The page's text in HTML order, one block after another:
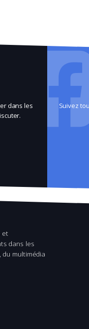
dans les
Suivez
et
dans les
multimédia